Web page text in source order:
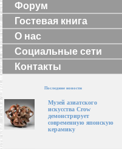
Форум
Гостевая книга
О нас
Социальные сети
Контакты
Последние новости
Музей азиатского
искусства Crow
демонстрирует
современную японскую
керамику